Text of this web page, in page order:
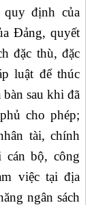
định của
Đảng, quyết
đặc thù, đặc
luật để thúc
sau khi đã
cho phép;
tài, chính
bộ, công
việc tại địa
ngân sách